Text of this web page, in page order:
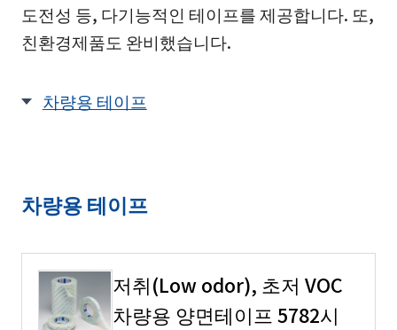
도전성 등, 다기능적인 테이프를 제공합니다. 또,
친환경제품도 완비했습니다.
차량용 테이프
차량용 테이프
저취(Low odor), 초저 VOC
차량용 양면테이프 5782시